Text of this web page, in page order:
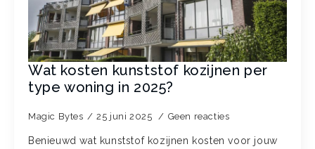
Wat kosten kunststof kozijnen per
type woning in 2025?
Magic Bytes 25 juni 2025 Geen reacties
Benieuwd wat kunststof kozijnen kosten voor jouw